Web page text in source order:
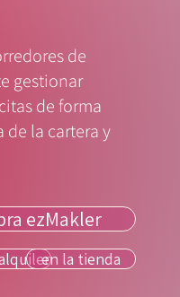
de
gestionar
de forma
de la cartera y
ezMakler
en la tienda